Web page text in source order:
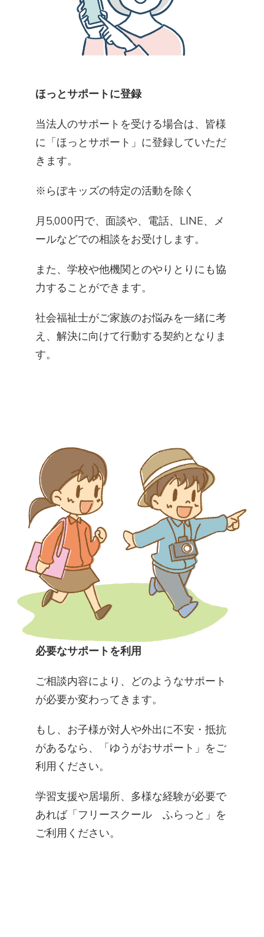
ほっとサポートに登録
当法人のサポートを受ける場合は、皆様
に「ほっとサポート」に登録していただ
きます。
※らぼキッズの特定の活動を除く
月5,000円で、面談や、電話、LINE、メ
ールなどでの相談をお受けします。
また、学校や他機関とのやりとりにも協
力することができます。
​社会福祉士がご家族のお悩みを一緒に考
え、解決に向けて行動する契約となりま
す。
必要なサポートを利用
ご相談内容により、どのようなサポート
が必要か変わってきます。
​もし、お子様が対人や外出に不安・抵抗
があるなら、「ゆうがおサポート」をご
利用ください。
​​学習支援や居場所、多様な経験が必要で
あれば「フリースクール ふらっと」を
ご利用ください。